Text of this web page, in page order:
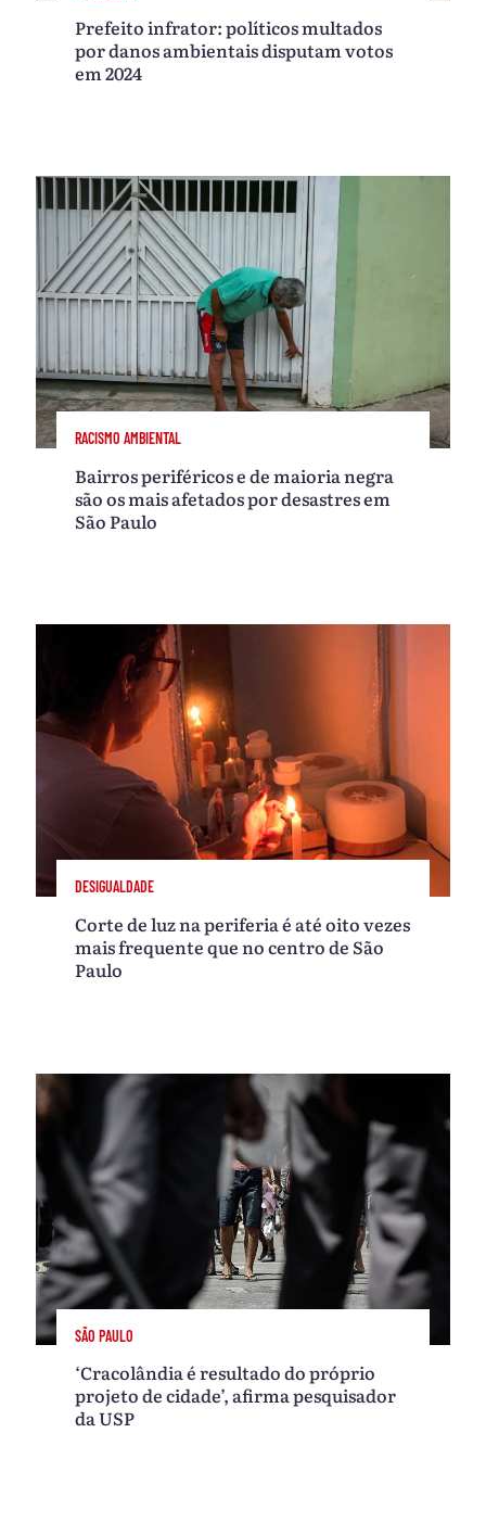
Prefeito infrator: políticos multados
por danos ambientais disputam votos
em 2024
RACISMO AMBIENTAL
Bairros periféricos e de maioria negra
são os mais afetados por desastres em
São Paulo
DESIGUALDADE
Corte de luz na periferia é até oito vezes
mais frequente que no centro de São
Paulo
SÃO PAULO
‘Cracolândia é resultado do próprio
projeto de cidade’, afirma pesquisador
da USP